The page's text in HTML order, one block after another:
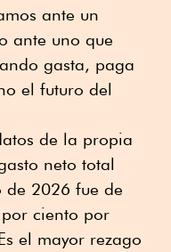
ante un
ante uno que
gasta, paga
el futuro del
de la propia
neto total
de 2026 fue de
ciento por
el mayor rezago